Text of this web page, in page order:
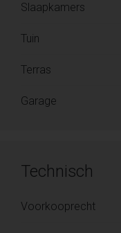
Slaapkamers
Tuin
Terras
Garage
Technisch
Voorkooprecht